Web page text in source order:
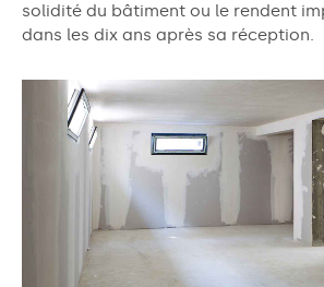
solidité du bâtiment ou le rendent
dans les dix ans après sa réception.